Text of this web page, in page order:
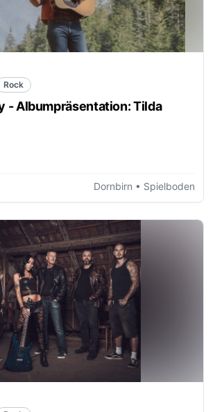
Rock
- Albumpräsentation: Tilda
Dornbirn • Spielboden